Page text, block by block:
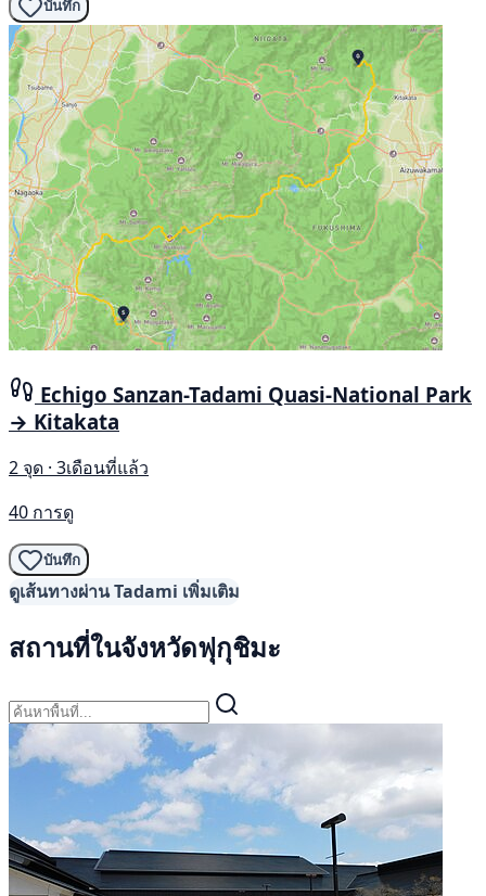
บันทึก
Echigo Sanzan-Tadami Quasi-National Park
→ Kitakata
2 จุด · 3เดือนที่แล้ว
40 การดู
บันทึก
ดูเส้นทางผ่าน Tadami เพิ่มเติม
สถานที่ในจังหวัดฟุกุชิมะ